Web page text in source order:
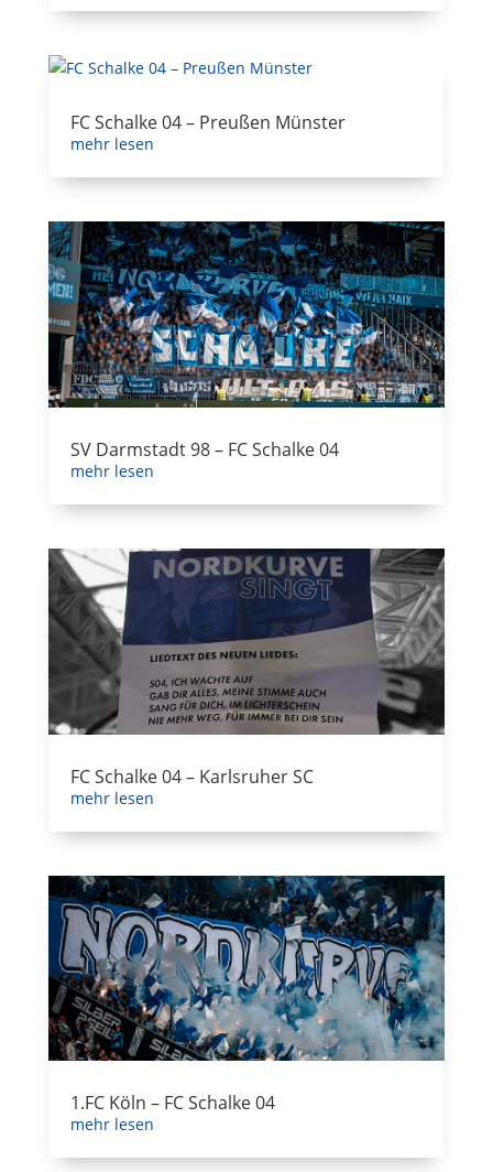
FC Schalke 04 – Preußen Münster
mehr lesen
SV Darmstadt 98 – FC Schalke 04
mehr lesen
FC Schalke 04 – Karlsruher SC
mehr lesen
1.FC Köln – FC Schalke 04
mehr lesen